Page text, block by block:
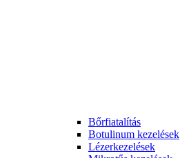
Bőrfiatalítás
Botulinum kezelések
Lézerkezelések